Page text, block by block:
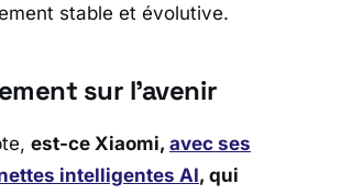
stable et évolutive.
sur l’avenir
est-ce Xiaomi, avec ses
intelligentes AI, qui